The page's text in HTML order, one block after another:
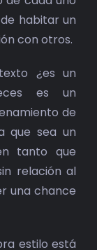
habitar un
con otros.
¿es un
es un
de
que sea un
tanto que
relación al
una chance
estilo está